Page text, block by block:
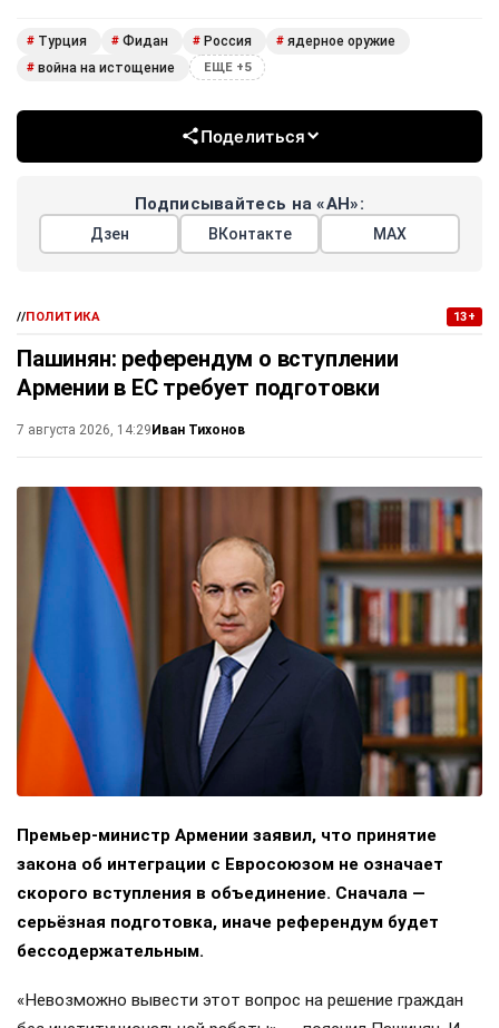
# Турция # Фидан # Россия # ядерное оружие
# война на истощение ЕЩЕ +5
Поделиться
Подписывайтесь на «АН»:
Дзен ВКонтакте МАХ
//ПОЛИТИКА 13+
Пашинян: референдум о вступлении
Армении в ЕС требует подготовки
7 августа 2026, 14:29Иван Тихонов
Премьер-министр Армении заявил, что принятие
закона об интеграции с Евросоюзом не означает
скорого вступления в объединение. Сначала —
серьёзная подготовка, иначе референдум будет
бессодержательным.
«Невозможно вывести этот вопрос на решение граждан